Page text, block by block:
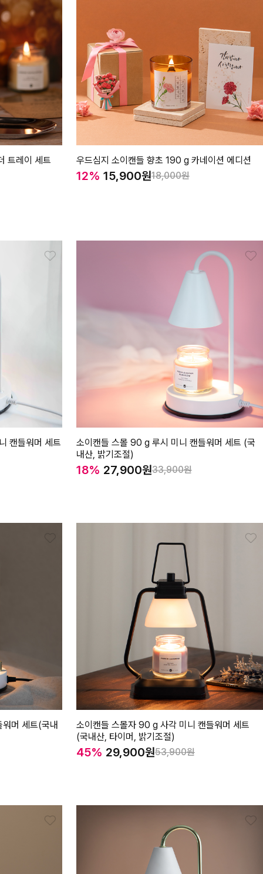
트레이 세트 우드심지 소이캔들 향초 190 g 카네이션 에디션
15,900 18,000
12%
캔들워머 세트
소이캔들 스몰 90 g 루시 미니 캔들워머 세트 (국
내산, 밝기조절)
27,900 33,900
18%
머 세트(국내
소이캔들 스몰자 90 g 사각 미니 캔들워머 세트
(국내산, 타이머, 밝기조절)
29,900 53,900
45%